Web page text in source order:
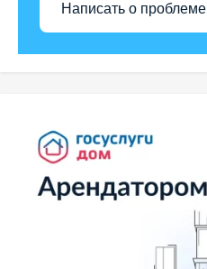
Написать о проблеме